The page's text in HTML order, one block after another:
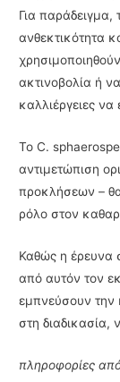
Για παράδειγμα,
ανθεκτικότητα
ακτινοβολία ή
καλλιέργειες
Το C.
αντιμετώπιση
προκλήσεων –
ρόλο στον
Καθώς η έρευνα
από αυτόν τον
εμπνεύσουν την
στη διαδικασία,
πληροφορίες